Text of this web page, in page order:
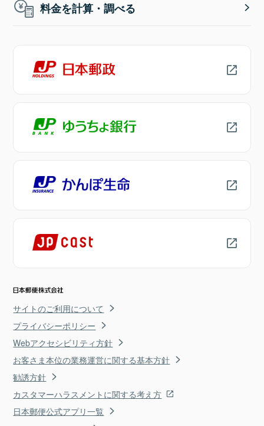
料金を計算・調べる
サイトのご利用について
プライバシーポリシー
Webアクセシビリティ方針
お客さま本位の業務運営に関する基本方針
勧誘方針
カスタマーハラスメントに関する考え方
日本郵便公式アプリ一覧